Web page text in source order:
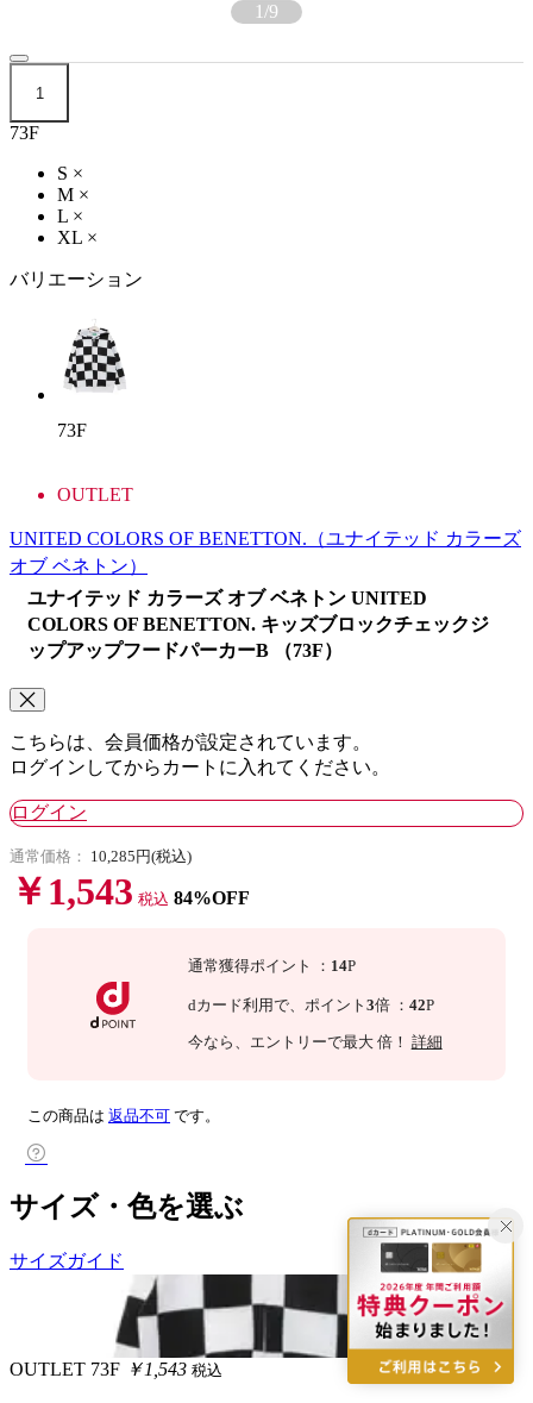
1/9
1
73F
S ×
M ×
L ×
XL ×
バリエーション
73F
OUTLET
UNITED COLORS OF BENETTON. （ユナイテッド カラーズ
オブ ベネトン）
ユナイテッド カラーズ オブ ベネトン UNITED
COLORS OF BENETTON. キッズブロックチェックジ
ップアップフードパーカーB （73F）
こちらは、会員価格が設定されています。
ログインしてからカートに入れてください。
ログイン
通常価格： 10,285円(税込)
￥1,543 税込 84%OFF
通常獲得ポイント ： 14P
dカード利用で、 ポイント 3倍 ： 42P
今なら 、エントリーで最大 倍！ 詳細
この商品は 返品不可 です。
サイズ・色を選ぶ
サイズガイド
OUTLET 73F ￥1,543 税込